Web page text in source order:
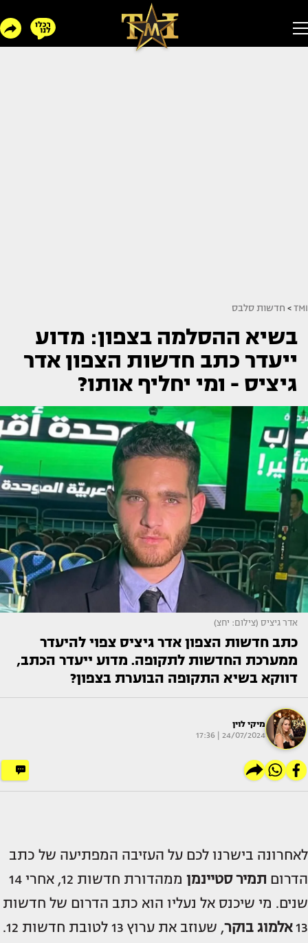
TMI
> חדשות סלבס
בשיא ההסלמה בצפון: מדוע
ייעדר כתב חדשות הצפון אדר
גיציס - ומי יחליף אותו?
אדר גיציס (צילום: יחצ)
כתב חדשות הצפון אדר גיציס צפוי להיעדר
ממערכת החדשות לתקופה. מדוע ייעדר הכתב,
דווקא בשיא התקופה הבוערת בצפון?
מיקי לוין
24/07/2024 | 17:36
לאחרונה בישרנו לכם על העזיבה המפתיעה של כתב
הדרום תמיר סטיינמן
ממהדורת חדשות 12, אחרי 14
שנים. מי שיכנס אל נעליו הוא כתב הדרום של חדשות
13 אלמוג בוקר
, שעוזב את ערוץ 13 לטובת חדשות 12.